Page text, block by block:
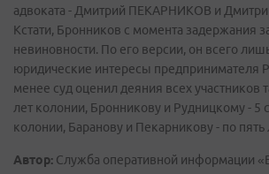
адвоката - Дмитрий ПЕКАРНИКОВ и
Кстати, Бронников с момента задержания
невиновности. По его версии, он всего
юридические интересы предпринимателя
менее суд оценил деяния всех участников
лет колонии, Бронникову и Рудницкому - 5
колонии, Баранову и Пекарникову - по пять
Автор: Служба оперативной информации